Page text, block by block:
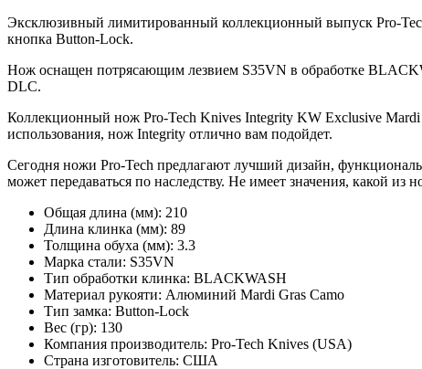
Эксклюзивный лимитированный коллекционный выпуск Pro-
кнопка Button-Lock.
Нож оснащен потрясающим лезвием S35VN в обработке
DLC.
Коллекционный нож Pro-Tech Knives Integrity KW Exclusive
использования, нож Integrity отлично вам подойдет.
Сегодня ножи Pro-Tech предлагают лучший дизайн,
может передаваться по наследству. Не имеет значения, какой
Общая длина (мм): 210
Длина клинка (мм): 89
Толщина обуха (мм): 3.3
Марка стали: S35VN
Тип обработки клинка: BLACKWASH
Материал рукояти: Алюминий Mardi Gras Camo
Тип замка: Button-Lock
Вес (гр): 130
Компания производитель: Pro-Tech Knives (USA)
Страна изготовитель: США